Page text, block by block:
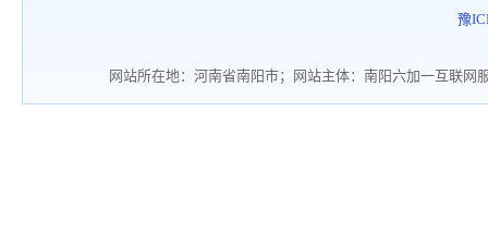
豫
网站所在地：河南省南阳市；网站主体：南阳六加一互联